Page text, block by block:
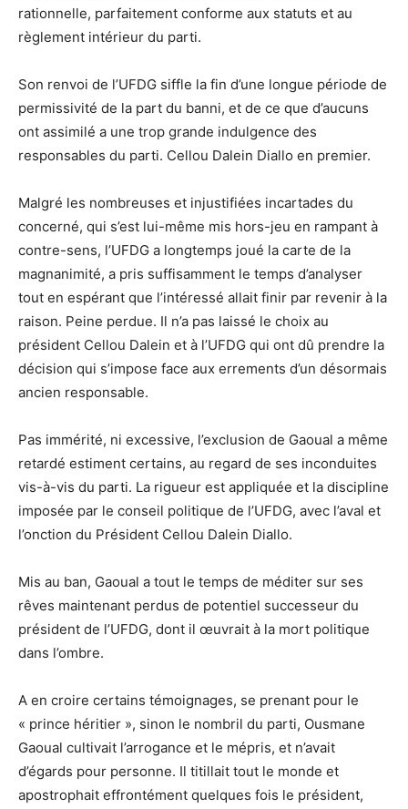
rationnelle, parfaitement conforme aux statuts et au
règlement intérieur du parti.
Son renvoi de l’UFDG siffle la fin d’une longue période de
permissivité de la part du banni, et de ce que d’aucuns
ont assimilé a une trop grande indulgence des
responsables du parti. Cellou Dalein Diallo en premier.
Malgré les nombreuses et injustifiées incartades du
concerné, qui s’est lui-même mis hors-jeu en rampant à
contre-sens, l’UFDG a longtemps joué la carte de la
magnanimité, a pris suffisamment le temps d’analyser
tout en espérant que l’intéressé allait finir par revenir à la
raison. Peine perdue. Il n’a pas laissé le choix au
président Cellou Dalein et à l’UFDG qui ont dû prendre la
décision qui s’impose face aux errements d’un désormais
ancien responsable.
Pas immérité, ni excessive, l’exclusion de Gaoual a même
retardé estiment certains, au regard de ses inconduites
vis-à-vis du parti. La rigueur est appliquée et la discipline
imposée par le conseil politique de l’UFDG, avec l’aval et
l’onction du Président Cellou Dalein Diallo.
Mis au ban, Gaoual a tout le temps de méditer sur ses
rêves maintenant perdus de potentiel successeur du
président de l’UFDG, dont il œuvrait à la mort politique
dans l’ombre.
A en croire certains témoignages, se prenant pour le
« prince héritier », sinon le nombril du parti, Ousmane
Gaoual cultivait l’arrogance et le mépris, et n’avait
d’égards pour personne. Il titillait tout le monde et
apostrophait effrontément quelques fois le président,